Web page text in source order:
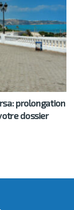
prolongation
dossier